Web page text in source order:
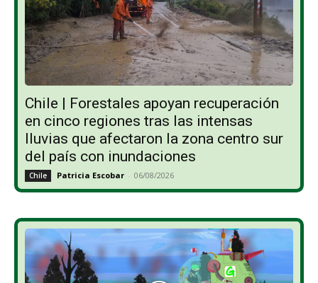
Chile | Forestales apoyan recuperación
en cinco regiones tras las intensas
lluvias que afectaron la zona centro sur
del país con inundaciones
Chile Patricia Escobar - 06/08/2026